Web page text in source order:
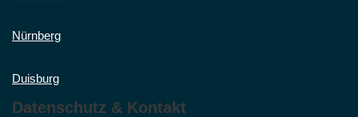
Nürnberg
Duisburg
Datenschutz & Kontakt